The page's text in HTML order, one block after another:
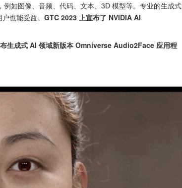
如图像、音频、代码、文本、3D 模型等。专业的生成式
也能受益。 GTC 2023 上宣布了 NVIDIA AI
生成式 AI 领域新版本 Omniverse Audio2Face 应用程